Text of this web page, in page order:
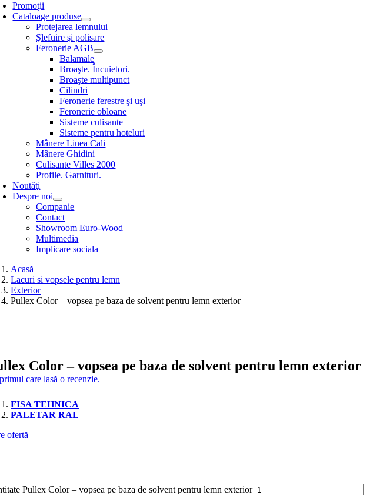
Promoţii
Cataloage produse
Protejarea lemnului
Şlefuire şi polisare
Feronerie AGB
Balamale
Broaşte. Încuietori.
Broaşte multipunct
Cilindri
Feronerie ferestre şi uşi
Feronerie obloane
Sisteme culisante
Sisteme pentru hoteluri
Mânere Linea Cali
Mânere Ghidini
Culisante Villes 2000
Profile. Garnituri.
Noutăţi
Despre noi
Companie
Contact
Showroom Euro-Wood
Multimedia
Implicare sociala
Acasă
Lacuri si vopsele pentru lemn
Exterior
Pullex Color – vopsea pe baza de solvent pentru lemn exterior
Color – vopsea pe baza de solvent pentru lemn exterior
care lasă o recenzie.
FISA TEHNICA
PALETAR RAL
ofertă
Pullex Color – vopsea pe baza de solvent pentru lemn exterior